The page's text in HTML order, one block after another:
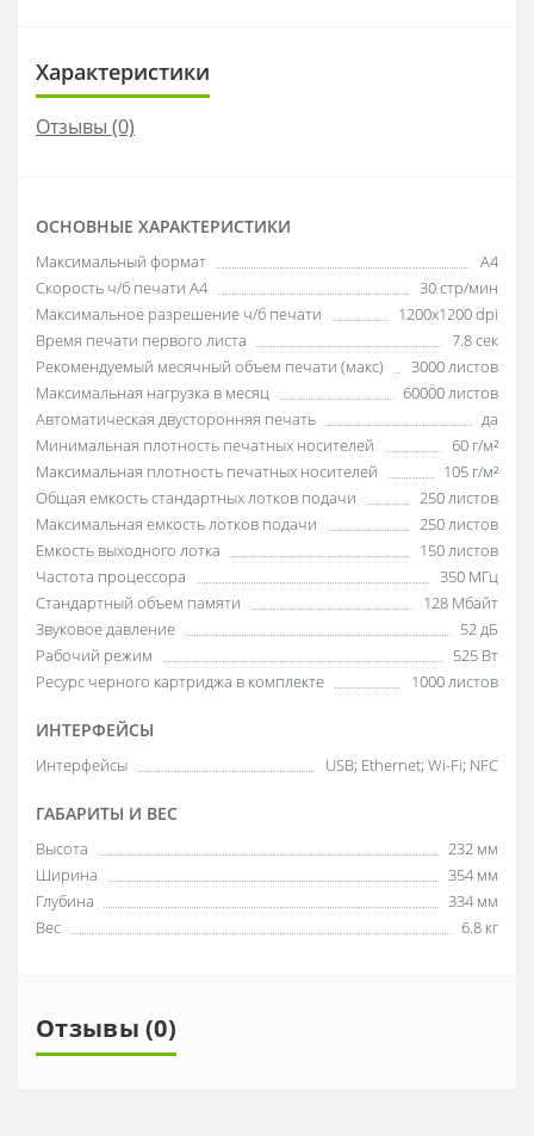
Характеристики
Отзывы (0)
ОСНОВНЫЕ ХАРАКТЕРИСТИКИ
Максимальный формат
A4
Скорость ч/б печати A4
30 стр/мин
Максимальное разрешение ч/б печати
1200x1200 dpi
Время печати первого листа
7.8 сек
Рекомендуемый месячный объем печати (макс)
3000 листов
Максимальная нагрузка в месяц
60000 листов
Автоматическая двусторонняя печать
да
Минимальная плотность печатных носителей
60 г/м²
Максимальная плотность печатных носителей
105 г/м²
Общая емкость стандартных лотков подачи
250 листов
Максимальная емкость лотков подачи
250 листов
Емкость выходного лотка
150 листов
Частота процессора
350 МГц
Стандартный объем памяти
128 Мбайт
Звуковое давление
52 дБ
Рабочий режим
525 Вт
Ресурс черного картриджа в комплекте
1000 листов
ИНТЕРФЕЙСЫ
Интерфейсы USB; Ethernet; Wi-Fi; NFC
ГАБАРИТЫ И ВЕС
Высота
232 мм
Ширина
354 мм
Глубина
334 мм
Вес
6.8 кг
Отзывы (0)